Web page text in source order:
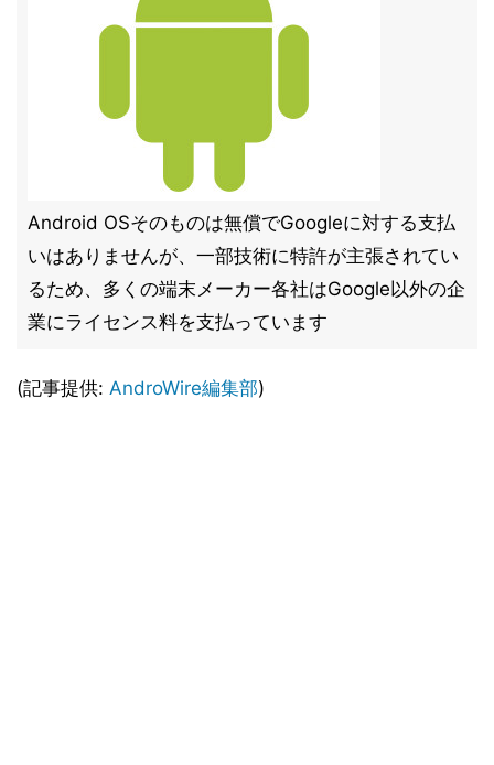
Android OSそのものは無償でGoogleに対する支払
いはありませんが、一部技術に特許が主張されてい
るため、多くの端末メーカー各社はGoogle以外の企
業にライセンス料を支払っています
(記事提供: AndroWire編集部)